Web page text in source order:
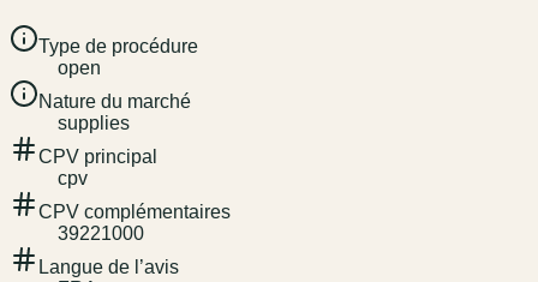
Type de procédure
open
Nature du marché
supplies
CPV principal
cpv
CPV complémentaires
39221000
Langue de l’avis